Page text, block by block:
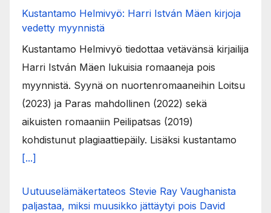
Kustantamo Helmivyö: Harri István Mäen kirjoja
vedetty myynnistä
Kustantamo Helmivyö tiedottaa vetävänsä kirjailija
Harri István Mäen lukuisia romaaneja pois
myynnistä. Syynä on nuortenromaaneihin Loitsu
(2023) ja Paras mahdollinen (2022) sekä
aikuisten romaaniin Peilipatsas (2019)
kohdistunut plagiaattiepäily. Lisäksi kustantamo
[...]
Uutuuselämäkertateos Stevie Ray Vaughanista
paljastaa, miksi muusikko jättäytyi pois David